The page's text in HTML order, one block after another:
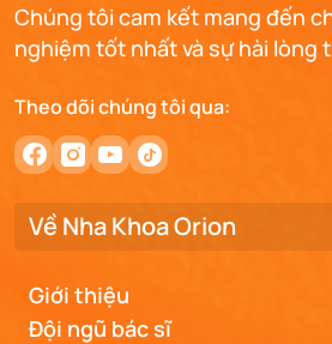
Chúng tôi cam kết mang đến
nghiệm tốt nhất và sự hài lòng
Theo dõi chúng tôi qua:
Về Nha Khoa Orion
Giới thiệu
Đội ngũ bác sĩ